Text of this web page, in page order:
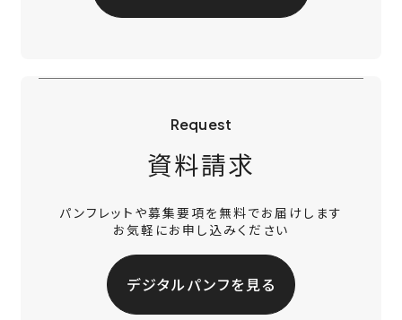
Request
資料請求
パンフレットや募集要項を無料でお届けします
お気軽にお申し込みください
デジタルパンフを見る